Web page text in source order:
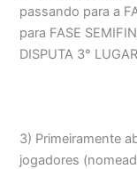
passando para a
para FASE
DISPUTA 3°
3) Primeiramente
jogadores